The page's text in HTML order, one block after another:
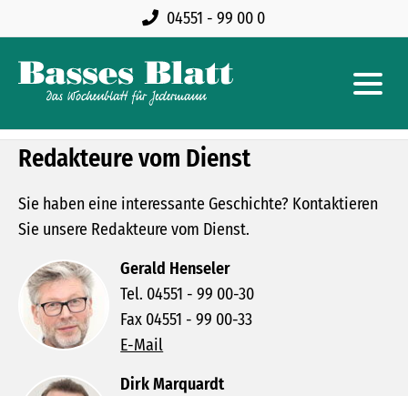
04551 - 99 00 0
Redakteure vom Dienst
Sie haben eine interessante Geschichte? Kontaktieren
Sie unsere Redakteure vom Dienst.
Gerald Henseler
Tel. 04551 - 99 00-30
Fax 04551 - 99 00-33
E-Mail
Dirk Marquardt